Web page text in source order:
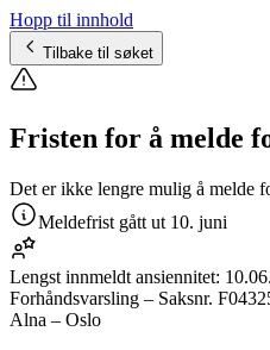
Hopp til innhold
Tilbake til søket
Fristen for å melde
Det er ikke lengre mulig å melde
Meldefrist gått ut 10. juni
Lengst innmeldt ansiennitet:
Forhåndsvarsling – Saksnr.
Alna – Oslo